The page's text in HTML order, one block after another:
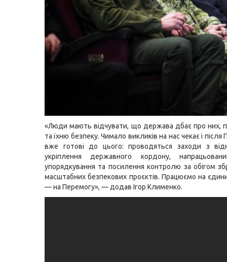
«Люди мають відчувати, що держава дбає про них,
та їхню безпеку. Чимало викликів на нас чекає і
вже готові до цього: проводяться заходи з
укріплення державного кордону,
упорядкування та посилення контролю за обігом
масштабних безпекових проєктів. Працюємо на
— на Перемогу», — додав Ігор Клименко.